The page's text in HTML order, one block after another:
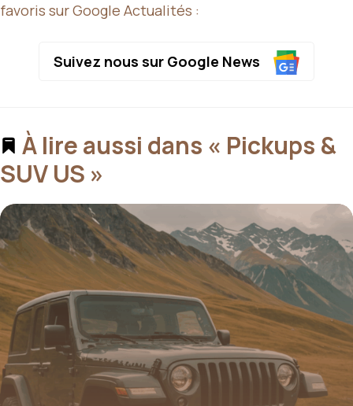
favoris sur Google Actualités :
Suivez nous sur Google News
À lire aussi dans « Pickups &
SUV US »